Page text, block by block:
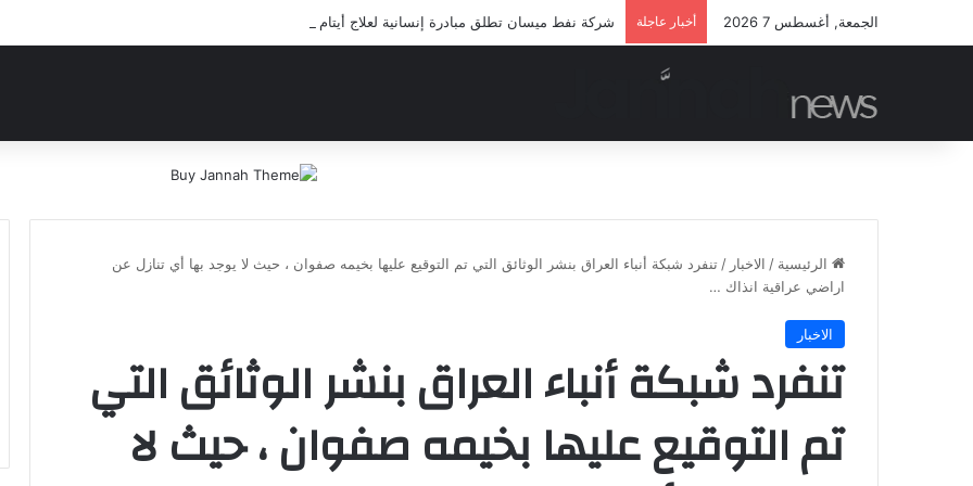
الجمعة, أغسطس 7 2026 أخبار عاجلة شركة نفط ميسان تطلق مبادرة إنسانية لعلاج أيتام مدرسة كافل اليتيم
الرئيسية / الاخبار / تنفرد شبكة أنباء العراق بنشر الوثائق التي تم التوقيع عليها بخيمه صفوان ، حيث لا يوجد بها أي تنازل عن
اراضي عراقية انذاك …
الاخبار
تنفرد شبكة أنباء العراق بنشر الوثائق التي
تم التوقيع عليها بخيمه صفوان ، حيث لا